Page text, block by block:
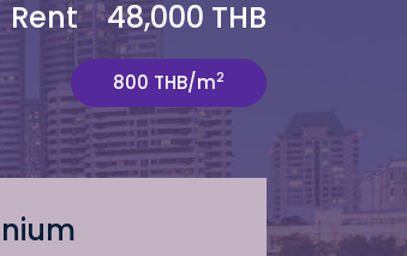
Rent 48,000 THB
800 THB/m2